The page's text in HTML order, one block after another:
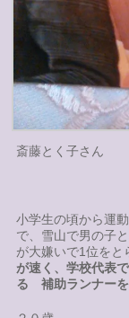
斎藤とく子さん
小学生の頃から運
で、雪山で男の子
が大嫌いで1位をと
が速く、学校代表
る 補助ランナーを